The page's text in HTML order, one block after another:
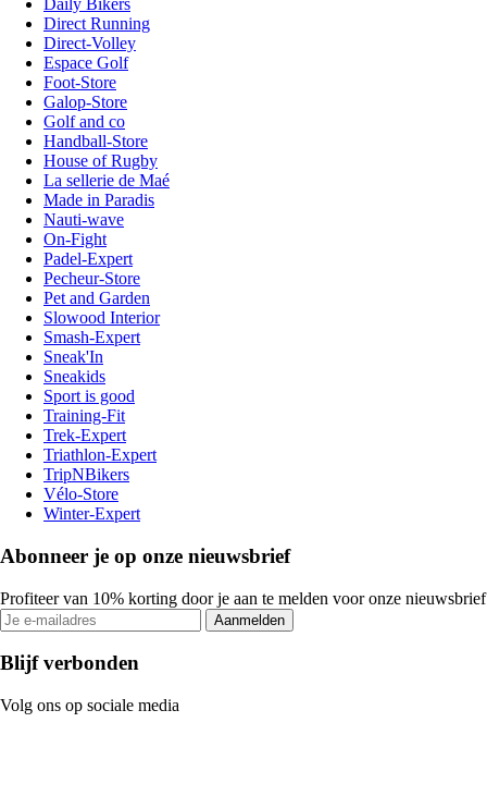
Daily Bikers
Direct Running
Direct-Volley
Espace Golf
Foot-Store
Galop-Store
Golf and co
Handball-Store
House of Rugby
La sellerie de Maé
Made in Paradis
Nauti-wave
On-Fight
Padel-Expert
Pecheur-Store
Pet and Garden
Slowood Interior
Smash-Expert
Sneak'In
Sneakids
Sport is good
Training-Fit
Trek-Expert
Triathlon-Expert
TripNBikers
Vélo-Store
Winter-Expert
Abonneer je op onze nieuwsbrief
Profiteer van 10% korting door je aan te melden voor onze nieuwsbrief
Aanmelden
Blijf verbonden
Volg ons op sociale media